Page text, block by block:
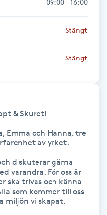
09:00 - 16:00
Stängt
Stängt
& Skuret!
Emma och Hanna, tre
av yrket.
diskuterar gärna
varandra. För oss är
ska trivas och känna
som kommer till oss
miljön vi skapat.